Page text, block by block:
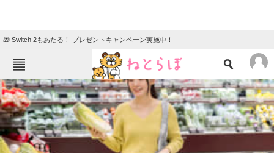
🎁 Switch 2もあたる！ プレゼントキャンペーン実施中！
ねとらぼメニュー
TOP ニュース
エンタメ クイズ
グルメ